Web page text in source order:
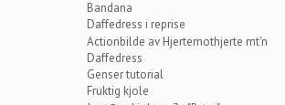
Bandana
Daffedress i reprise
Actionbilde av Hjertemothjerte mt'n
Daffedress
Genser tutorial
Fruktig kjole